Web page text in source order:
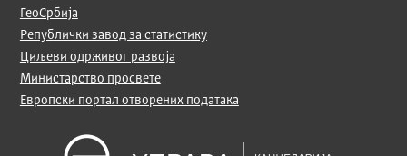
ГеоСрбија
Републички завод за статистику
Циљеви одрживог развоја
Министарство просвете
Европски портал отворених података